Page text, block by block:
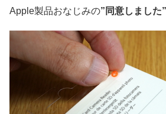
Apple製品おなじみの”同意しました